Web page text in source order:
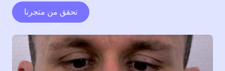
تحقق من متجرنا